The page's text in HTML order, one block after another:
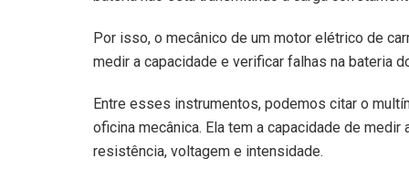
Por isso, o mecânico de um motor elétrico de
medir a capacidade e verificar falhas na bateria
Entre esses instrumentos, podemos citar o
oficina mecânica. Ela tem a capacidade de
resistência, voltagem e intensidade.